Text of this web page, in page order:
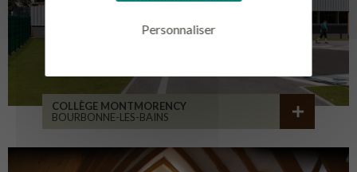
Personnaliser
COLLÈGE MONTMORENCY
BOURBONNE-LES-BAINS